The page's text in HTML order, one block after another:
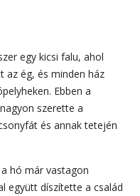
egy kicsi falu, ahol
az ég, és minden ház
Ebben a
szerette a
és annak tetején
hó már vastagon
együtt díszítette a család